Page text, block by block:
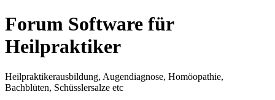
Forum Software für
Heilpraktiker
Heilpraktikerausbildung, Augendiagnose, Homöopathie,
Bachblüten, Schüsslersalze etc